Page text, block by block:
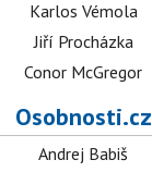
Karlos Vémola
Jiří Procházka
Conor McGregor
Osobnosti.cz
Andrej Babiš